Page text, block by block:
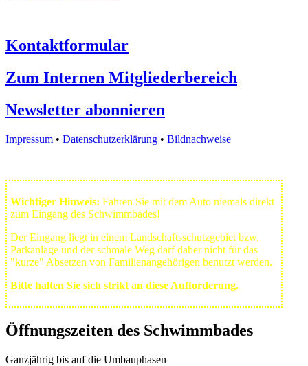
Kontaktformular
Zum Internen Mitgliederbereich
Newsletter abonnieren
Impressum • Datenschutzerklärung • Bildnachweise
Wichtiger Hinweis: Fahren Sie mit dem Auto niemals direkt
zum Eingang des Schwimmbades!
Der Eingang liegt in einem Landschafts­schutzgebiet bzw.
Park­anlage und der schmale Weg darf daher nicht für das
"kurze" Absetzen von Familienangehörigen benutzt werden.
Bitte halten Sie sich strikt an diese Aufforderung.
Öffnungszeiten des Schwimmbades
Ganzjährig bis auf die Umbauphasen